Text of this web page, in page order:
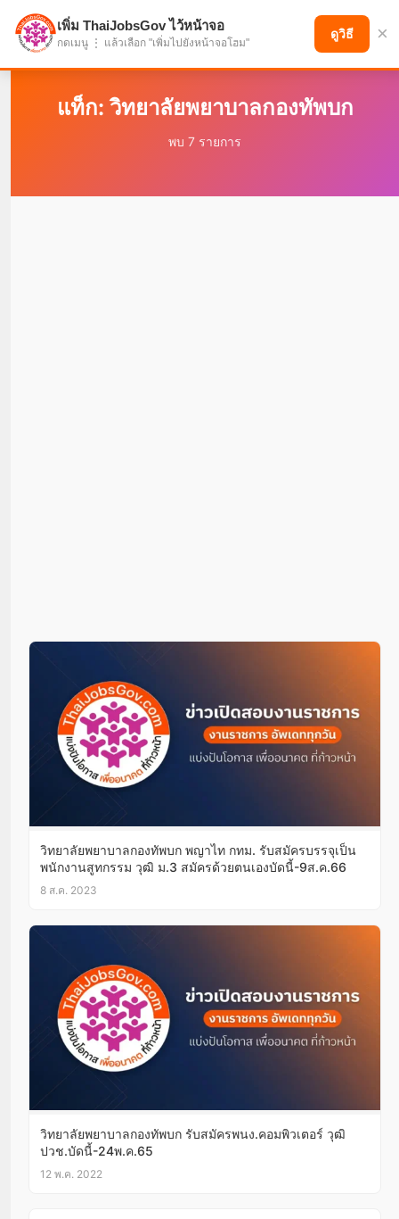
แบ่งปันโอกาส เพื่ออนาคตที่ก้าวหน้า
แท็ก: วิทยาลัยพยาบาลกองทัพบก
พบ 7 รายการ
วิทยาลัยพยาบาลกองทัพบก พญาไท กทม. รับสมัครบรรจุเป็น
พนักงานสูทกรรม วุฒิ ม.3 สมัครด้วยตนเองบัดนี้-9ส.ค.66
8 ส.ค. 2023
วิทยาลัยพยาบาลกองทัพบก รับสมัครพนง.คอมพิวเตอร์ วุฒิ
ปวช.บัดนี้-24พ.ค.65
12 พ.ค. 2022
เพิ่ม ThaiJobsGov ไว้หน้าจอ
กดเมนู ⋮ แล้วเลือก "เพิ่มไปยังหน้าจอโฮม"
ดูวิธี ×